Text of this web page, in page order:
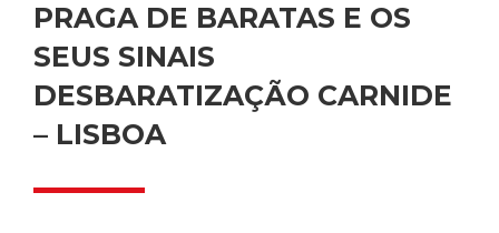
PRAGA DE BARATAS E OS
SEUS SINAIS
DESBARATIZAÇÃO CARNIDE
– LISBOA